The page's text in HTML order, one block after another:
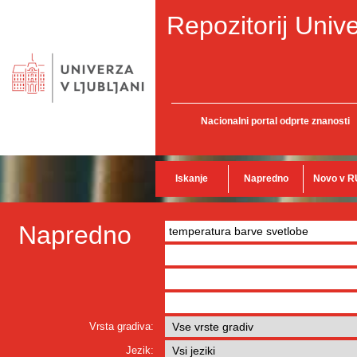
Repozitorij
Nacionalni portal odprte znanosti
Iskanje Napredno Novo v
Napredno
Vrsta gradiva:
Jezik: